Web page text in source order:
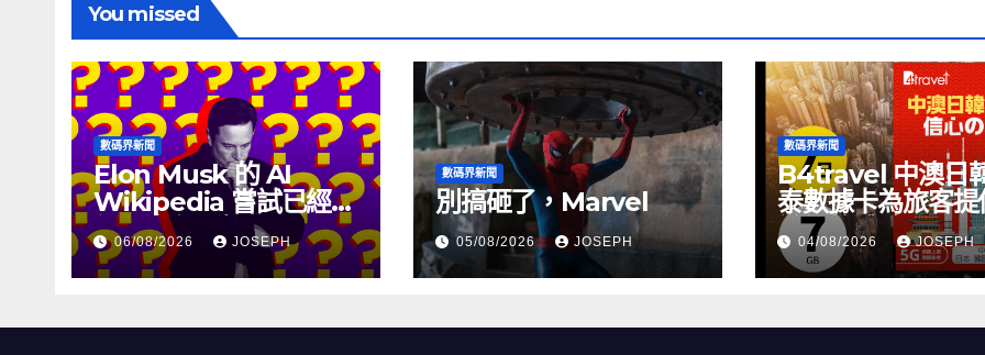
You missed
數碼界新聞
Elon Musk 的 AI
Wikipedia 嘗試已經幾
個月沒有更新了
06/08/2026 JOSEPH
數碼界新聞
別搞砸了，Marvel
05/08/2026 JOSEPH
數碼界新聞
B4travel 中澳日
泰數據卡為旅客提
縫網絡體驗
04/08/2026 JOSEPH